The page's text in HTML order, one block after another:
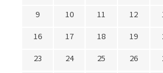
9
10 11 12
16
17 18 19
23
24 25 26